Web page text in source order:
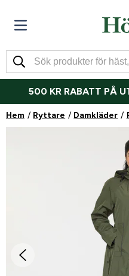
500 KR RABATT PÅ
Hem Ryttare Damkläder